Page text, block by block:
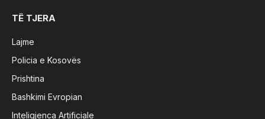
TË TJERA
Lajme
Policia e Kosovës
Prishtina
Bashkimi Evropian
Inteligjenca Artificiale